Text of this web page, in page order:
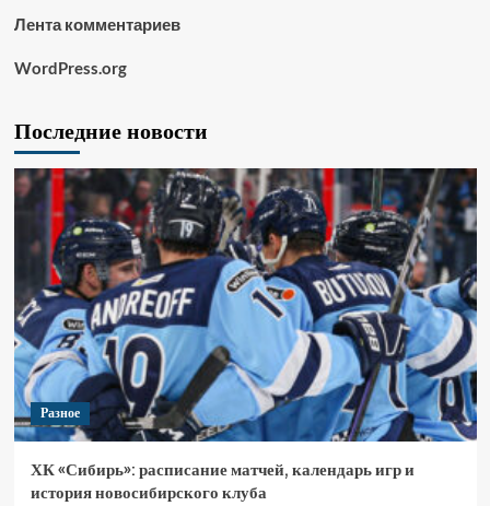
Лента комментариев
WordPress.org
Последние новости
Разное
ХК «Сибирь»: расписание матчей, календарь игр и
история новосибирского клуба